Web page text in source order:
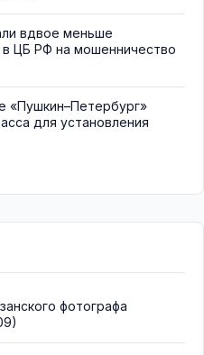
вдвое меньше
в ЦБ РФ на мошенничество
«Пушкин–Петербург»
для установления
фотографа